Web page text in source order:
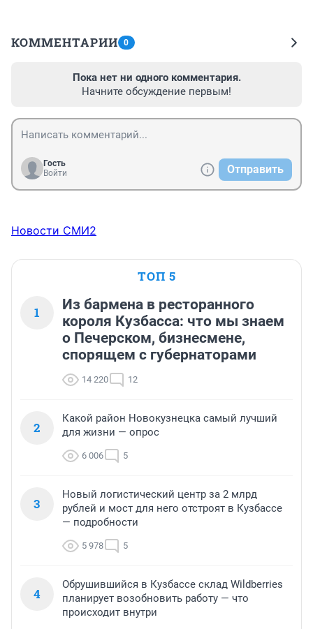
КОММЕНТАРИИ 0
Пока нет ни одного комментария.
Начните обсуждение первым!
Гость
Войти
Отправить
Новости СМИ2
ТОП 5
1
Из бармена в ресторанного
короля Кузбасса: что мы знаем
о Печерском, бизнесмене,
спорящем с губернаторами
14 220 12
2
Какой район Новокузнецка самый лучший
для жизни — опрос
6 006 5
3
Новый логистический центр за 2 млрд
рублей и мост для него отстроят в Кузбассе
— подробности
5 978 5
4
Обрушившийся в Кузбассе склад Wildberries
планирует возобновить работу — что
происходит внутри